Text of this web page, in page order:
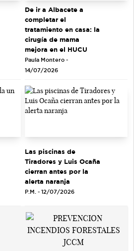
De ir a Albacete a
completar el
tratamiento en casa: la
cirugía de mama
mejora en el HUCU
Paula Montero -
14/07/2026
Las piscinas de
Tiradores y Luis Ocaña
cierran antes por la
alerta naranja
P.M. - 12/07/2026